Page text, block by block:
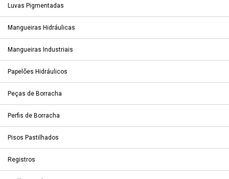
Luvas Pigmentadas
Mangueiras Hidráulicas
Mangueiras Industriais
Papelões Hidráulicos
Peças de Borracha
Perfis de Borracha
Pisos Pastilhados
Registros